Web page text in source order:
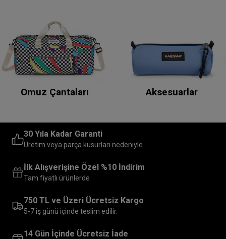
Omuz Çantaları Aksesuarlar
30 Yıla Kadar Garanti
Üretim veya parça kusurları nedeniyle
İlk Alışverişine Özel %10 İndirim
Tam fiyatlı ürünlerde
750 TL ve Üzeri Ücretsiz Kargo
5-7 iş günü içinde teslim edilir.
14 Gün İçinde Ücretsiz İade